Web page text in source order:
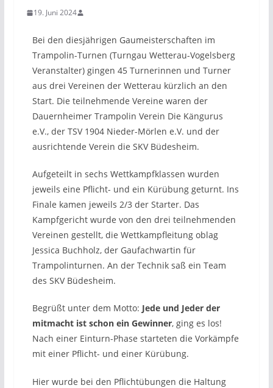
19. Juni 2024
Bei den diesjährigen Gaumeisterschaften im
Trampolin-Turnen (Turngau Wetterau-Vogelsberg
Veranstalter) gingen 45 Turnerinnen und Turner
aus drei Vereinen der Wetterau kürzlich an den
Start. Die teilnehmende Vereine waren der
Dauernheimer Trampolin Verein Die Kängurus
e.V., der TSV 1904 Nieder-Mörlen e.V. und der
ausrichtende Verein die SKV Büdesheim.
Aufgeteilt in sechs Wettkampfklassen wurden
jeweils eine Pflicht- und ein Kürübung geturnt. Ins
Finale kamen jeweils 2/3 der Starter. Das
Kampfgericht wurde von den drei teilnehmenden
Vereinen gestellt, die Wettkampfleitung oblag
Jessica Buchholz, der Gaufachwartin für
Trampolinturnen. An der Technik saß ein Team
des SKV Büdesheim.
Begrüßt unter dem Motto: Jede und Jeder der
mitmacht ist schon ein Gewinner, ging es los!
Nach einer Einturn-Phase starteten die Vorkämpfe
mit einer Pflicht- und einer Kürübung.
Hier wurde bei den Pflichtübungen die Haltung